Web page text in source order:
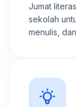
Jumat
sekolah
menulis,